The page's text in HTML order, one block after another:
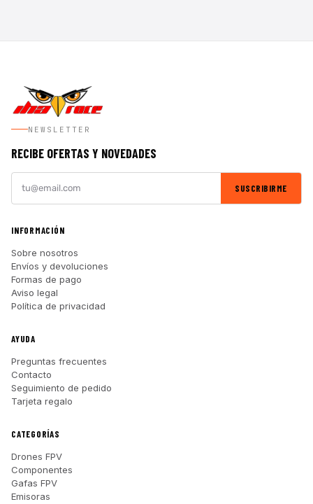
NEWSLETTER
RECIBE OFERTAS Y NOVEDADES
SUSCRIBIRME
INFORMACIÓN
Sobre nosotros
Envíos y devoluciones
Formas de pago
Aviso legal
Política de privacidad
AYUDA
Preguntas frecuentes
Contacto
Seguimiento de pedido
Tarjeta regalo
CATEGORÍAS
Drones FPV
Componentes
Gafas FPV
Emisoras